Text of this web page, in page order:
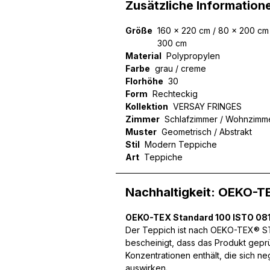
Zusätzliche
Größe 160 x 220 cm / 80 x 200
300 cm
Material Polypropylen
Farbe grau / creme
Florhöhe 30
Form Rechteckig
Kollektion VERSAY FRINGES
Zimmer Schlafzimmer /
Muster Geometrisch / Abstrakt
Stil Modern Teppiche
Art Teppiche
Nachhaltigkeit: OEKO-
OEKO-TEX Standard 100 ISTO
Der Teppich ist nach OEKO-TEX®
bescheinigt, dass das Produkt
Konzentrationen enthält, die sich
auswirken.
Wir verwenden Cookies,
können und um unseren
Website an unsere
mit weiteren Daten
Dienste gesammelt haben.
Notwendig
Notwendige Cookies sind
Beispiel das Bereitstellen
speichern keine
Präferenzen
Präferenz-Cookies
Website aussieht oder